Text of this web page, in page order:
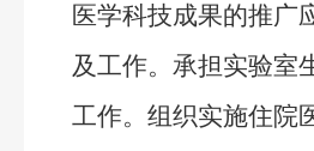
医学科技成果的推广
及工作。承担实验室
工作。组织实施住院